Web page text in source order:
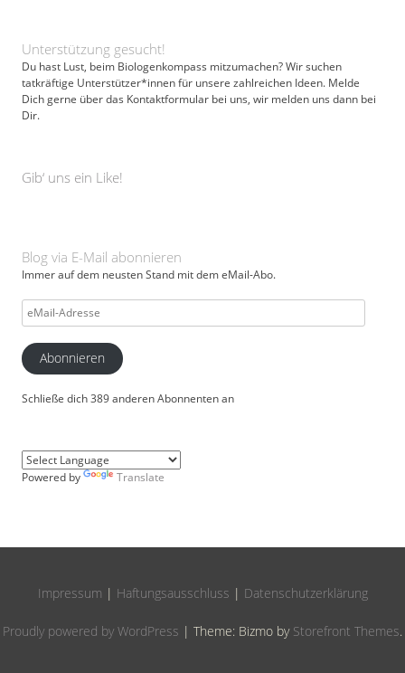
Unterstützung gesucht!
Du hast Lust, beim Biologenkompass mitzumachen? Wir suchen
tatkräftige Unterstützer*innen für unsere zahlreichen Ideen. Melde
Dich gerne über das Kontaktformular bei uns, wir melden uns dann bei
Dir.
Gib‘ uns ein Like!
Blog via E-Mail abonnieren
Immer auf dem neusten Stand mit dem eMail-Abo.
eMail-
Adresse
Abonnieren
Schließe dich 389 anderen Abonnenten an
Powered by Translate
Impressum | Haftungsausschluss | Datenschutzerklärung
Proudly powered by WordPress | Theme: Bizmo by Storefront Themes.